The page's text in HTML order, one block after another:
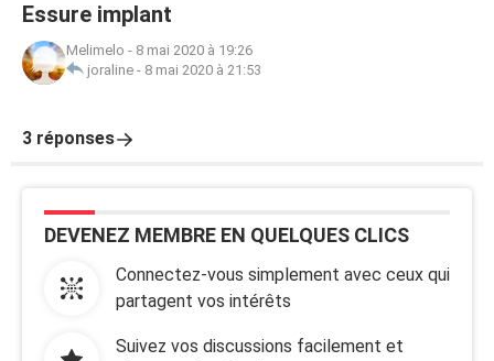
Essure implant
Melimelo - 8 mai 2020 à 19:26
joraline - 8 mai 2020 à 21:53
3 réponses
DEVENEZ MEMBRE EN QUELQUES CLICS
Connectez-vous simplement avec ceux qui
partagent vos intérêts
Suivez vos discussions facilement et